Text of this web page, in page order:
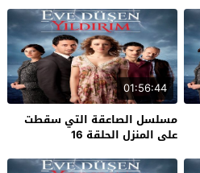
01:56:44
مسلسل الصاعقة التي سقطت
على المنزل الحلقة 16